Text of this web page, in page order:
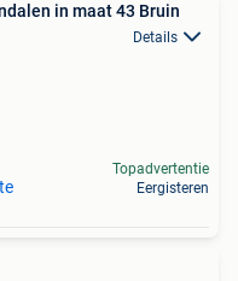
in maat 43 Bruin
Details
Topadvertentie
Eergisteren